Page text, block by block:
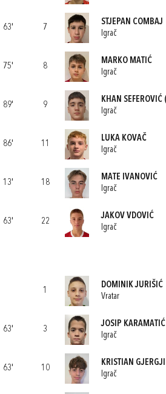
63'
75'
89'
86'
13'
63'
63'
63'
7
STJEPAN COMBAJ
Igrač
8
MARKO MATIĆ
Igrač
9
KHAN SEFEROVIĆ
Igrač
11
LUKA KOVAČ
Igrač
18
MATE IVANOVIĆ
Igrač
22
JAKOV VDOVIĆ
Igrač
1
DOMINIK JURIŠIĆ
Vratar
3
JOSIP KARAMATIĆ
Igrač
10
KRISTIAN GJERGJI
Igrač